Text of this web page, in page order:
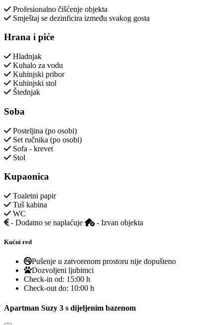
Profesionalno čišćenje objekta
Smještaj se dezinficira između svakog gosta
Hrana i piće
Hladnjak
Kuhalo za vodu
Kuhinjski pribor
Kuhinjski stol
Štednjak
Soba
Posteljina (po osobi)
Set ručnika (po osobi)
Sofa - krevet
Stol
Kupaonica
Toaletni papir
Tuš kabina
WC
- Dodatno se naplaćuje
- Izvan objekta
Kućni red
Pušenje u zatvorenom prostoru nije dopušteno
Dozvoljeni ljubimci
Check-in od: 15:00 h
Check-out do: 10:00 h
Apartman Suzy 3 s dijeljenim bazenom